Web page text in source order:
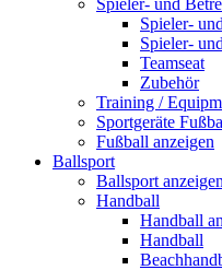
Spieler- und
Spieler-
Spieler-
Teamseat
Zubehör
Training /
Sportgeräte
Fußball anzeigen
Ballsport
Ballsport anzeigen
Handball
Handball
Handball